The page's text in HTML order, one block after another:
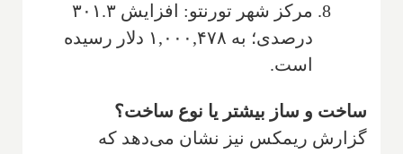
مرکز شهر تورنتو: افزایش ۳۰۱.۳
درصدی؛ به ۱,۰۰۰,۴۷۸ دلار رسیده
است.
ساخت و ساز بیشتر یا نوع ساخت؟
گزارش ریمکس نیز نشان می‌دهد که